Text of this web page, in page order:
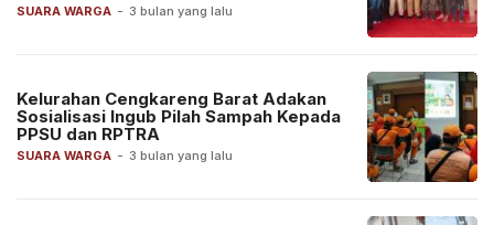
SUARA WARGA - 3 bulan yang lalu
SUARA WARGA - 3 bulan yang lalu
Kelurahan Cengkareng Barat Adakan
Sosialisasi Ingub Pilah Sampah Kepada
PPSU dan RPTRA